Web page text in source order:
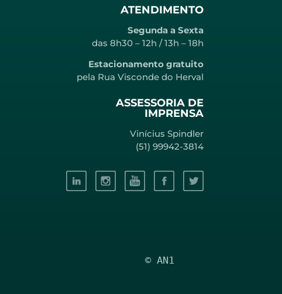
ATENDIMENTO
Segunda a Sexta
das 8h30 – 12h / 13h – 18h
Estacionamento gratuito
pela Rua Visconde do Herval
ASSESSORIA DE
IMPRENSA
Vinícius Spindler
(51) 99942-3814
© AN1